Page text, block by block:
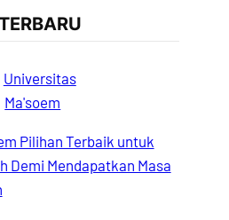
Pilihan Terbaik untuk
Demi Mendapatkan Masa